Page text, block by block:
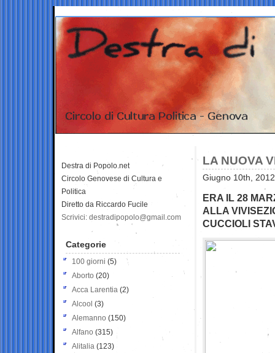
LA NUOVA
Giugno 10th,
ERA IL 28
ALLA
CUCCIOLI
Destra di Popolo.net
Circolo Genovese di Cultura e
Politica
Diretto da Riccardo Fucile
Scrivici: destradipopolo@gmail.com
Categorie
100 giorni (5)
Aborto (20)
Acca Larentia (2)
Alcool (3)
Alemanno (150)
Alfano (315)
Alitalia (123)